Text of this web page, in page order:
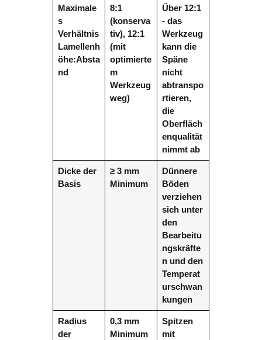
Maximale
s
Verhältnis
Lamellenh
öhe:Absta
nd
8:1
(konserva
tiv), 12:1
(mit
optimierte
m
Werkzeug
weg)
Über 12:1
- das
Werkzeug
kann die
Späne
nicht
abtranspo
rtieren,
die
Oberfläch
enqualität
nimmt ab
Dicke der
Basis
≥ 3 mm
Minimum
Dünnere
Böden
verziehen
sich unter
den
Bearbeitu
ngskräfte
n und den
Temperat
urschwan
kungen
Radius
der
0,3 mm
Minimum
Spitzen
mit